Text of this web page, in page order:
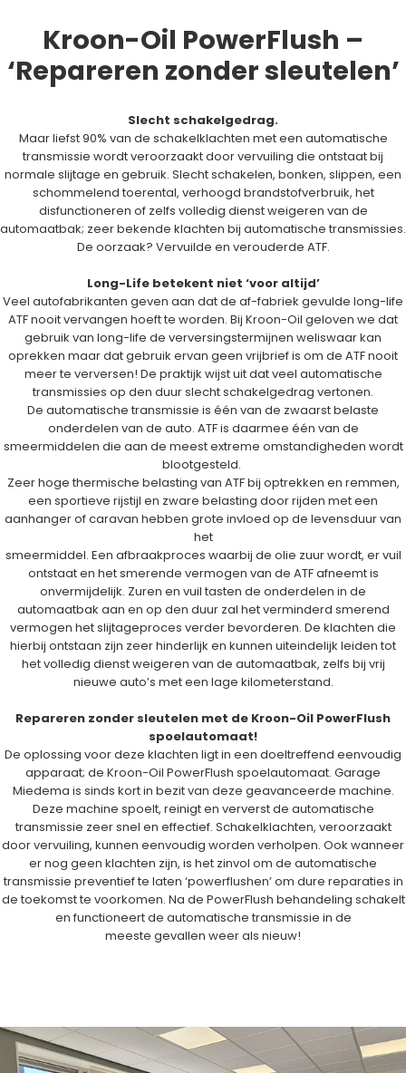
Kroon-Oil PowerFlush –
‘Repareren zonder sleutelen’
Slecht schakelgedrag.
Maar liefst 90% van de schakelklachten met een automatische
transmissie wordt veroorzaakt door vervuiling die ontstaat bij
normale slijtage en gebruik. Slecht schakelen, bonken, slippen, een
schommelend toerental, verhoogd brandstofverbruik, het
disfunctioneren of zelfs volledig dienst weigeren van de
automaatbak; zeer bekende klachten bij automatische transmissies.
De oorzaak? Vervuilde en verouderde ATF.
Long-Life betekent niet ‘voor altijd’
Veel autofabrikanten geven aan dat de af-fabriek gevulde long-life
ATF nooit vervangen hoeft te worden. Bij Kroon-Oil geloven we dat
gebruik van long-life de verversingstermijnen weliswaar kan
oprekken maar dat gebruik ervan geen vrijbrief is om de ATF nooit
meer te verversen! De praktijk wijst uit dat veel automatische
transmissies op den duur slecht schakelgedrag vertonen.
De automatische transmissie is één van de zwaarst belaste
onderdelen van de auto. ATF is daarmee één van de
smeermiddelen die aan de meest extreme omstandigheden wordt
blootgesteld.
Zeer hoge thermische belasting van ATF bij optrekken en remmen,
een sportieve rijstijl en zware belasting door rijden met een
aanhanger of caravan hebben grote invloed op de levensduur van
het
smeermiddel. Een afbraakproces waarbij de olie zuur wordt, er vuil
ontstaat en het smerende vermogen van de ATF afneemt is
onvermijdelijk. Zuren en vuil tasten de onderdelen in de
automaatbak aan en op den duur zal het verminderd smerend
vermogen het slijtageproces verder bevorderen. De klachten die
hierbij ontstaan zijn zeer hinderlijk en kunnen uiteindelijk leiden tot
het volledig dienst weigeren van de automaatbak, zelfs bij vrij
nieuwe auto’s met een lage kilometerstand.
Repareren zonder sleutelen met de Kroon-Oil PowerFlush
spoelautomaat!
De oplossing voor deze klachten ligt in een doeltreffend eenvoudig
apparaat; de Kroon-Oil PowerFlush spoelautomaat. Garage
Miedema is sinds kort in bezit van deze geavanceerde machine.
Deze machine spoelt, reinigt en ververst de automatische
transmissie zeer snel en effectief. Schakelklachten, veroorzaakt
door vervuiling, kunnen eenvoudig worden verholpen. Ook wanneer
er nog geen klachten zijn, is het zinvol om de automatische
transmissie preventief te laten ‘powerflushen’ om dure reparaties in
de toekomst te voorkomen. Na de PowerFlush behandeling schakelt
en functioneert de automatische transmissie in de
meeste gevallen weer als nieuw!